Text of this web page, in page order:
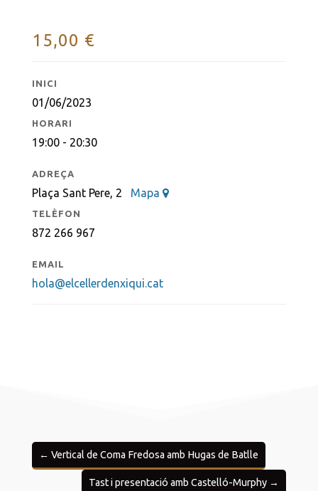
15,00 €
INICI
01/06/2023
HORARI
19:00 - 20:30
ADREÇA
Plaça Sant Pere, 2 Mapa
TELÈFON
872 266 967
EMAIL
hola@elcellerdenxiqui.cat
← Vertical de Coma Fredosa amb Hugas de Batlle
Tast i presentació amb Castelló-Murphy →